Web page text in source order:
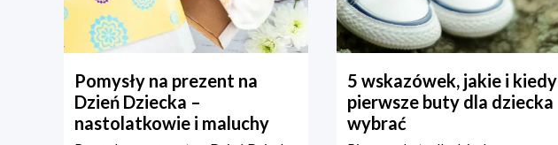
Pomysły na prezent na
Dzień Dziecka –
nastolatkowie i maluchy
5 wskazówek, jakie i kiedy
pierwsze buty dla dziecka
wybrać